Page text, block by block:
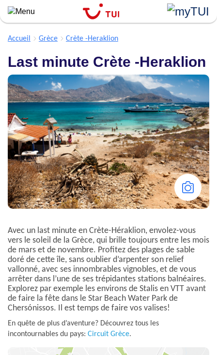
Aller
contenu
Accueil Grèce Crète -Heraklion
Last minute Crète -Heraklion
Avec un last minute en Crète-Héraklion, envolez-vous
vers le soleil de la Grèce, qui brille toujours entre les mois
de mars et de novembre. Profitez des plages de sable
doré de cette île, sans oublier d’arpenter son relief
vallonné, avec ses innombrables vignobles, et de vous
arrêter dans l’une de ses trépidantes stations balnéaires.
Explorez par exemple les environs de Stalis en VTT avant
de faire la fête dans le Star Beach Water Park de
Chersónissos. Il est temps de faire vos valises!
En quête de plus d’aventure? Découvrez tous les
incontournables du pays: Circuit Grèce.